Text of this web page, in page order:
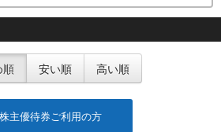
順 安い順 高い順
株主優待券ご利用の方